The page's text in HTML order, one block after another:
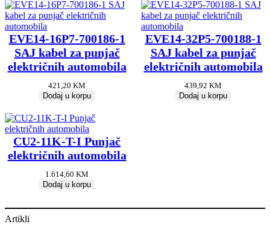
EVE14-16P7-700186-1
SAJ kabel za punjač
električnih automobila
421,20 KM
Dodaj u korpu
EVE14-32P5-700188-1
SAJ kabel za punjač
električnih automobila
439,92 KM
Dodaj u korpu
CU2-11K-T-I Punjač
električnih automobila
1.614,60 KM
Dodaj u korpu
Artikli